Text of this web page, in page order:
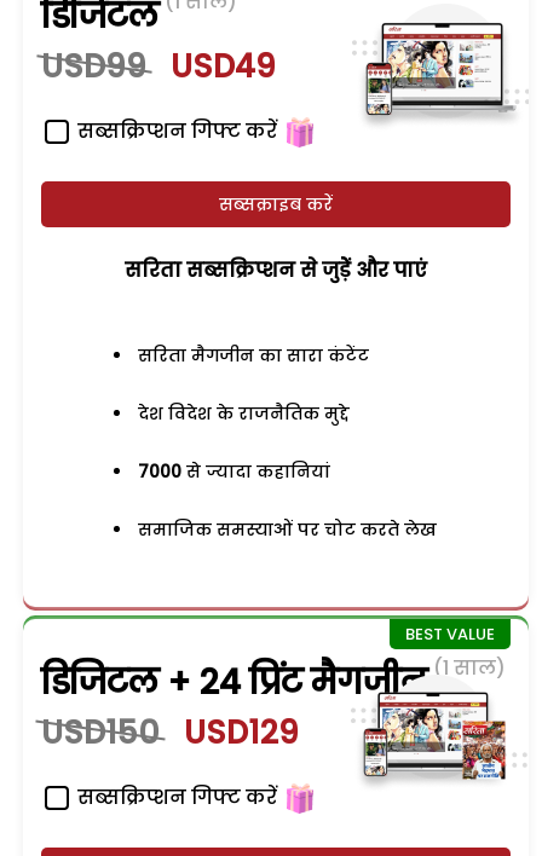
डिजिटल
USD99 USD49
सब्सक्रिप्शन गिफ्ट करें
सब्सक्राइब करें
सरिता सब्सक्रिप्शन से जुड़ेें और पाएं
सरिता मैगजीन का सारा कंटेंट
देश विदेश के राजनैतिक मुद्दे
7000 से ज्यादा कहानियां
समाजिक समस्याओं पर चोट करते लेख
डिजिटल + 24 प्रिंट मैगजीन (1 साल)
USD150 USD129
सब्सक्रिप्शन गिफ्ट करें